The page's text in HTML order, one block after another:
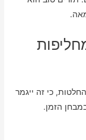
שמחליפות
בשבוע האחרון עוברים מהבנה להחלטות. לא 25 החלטות, כי זה ייגמר
הזמן.